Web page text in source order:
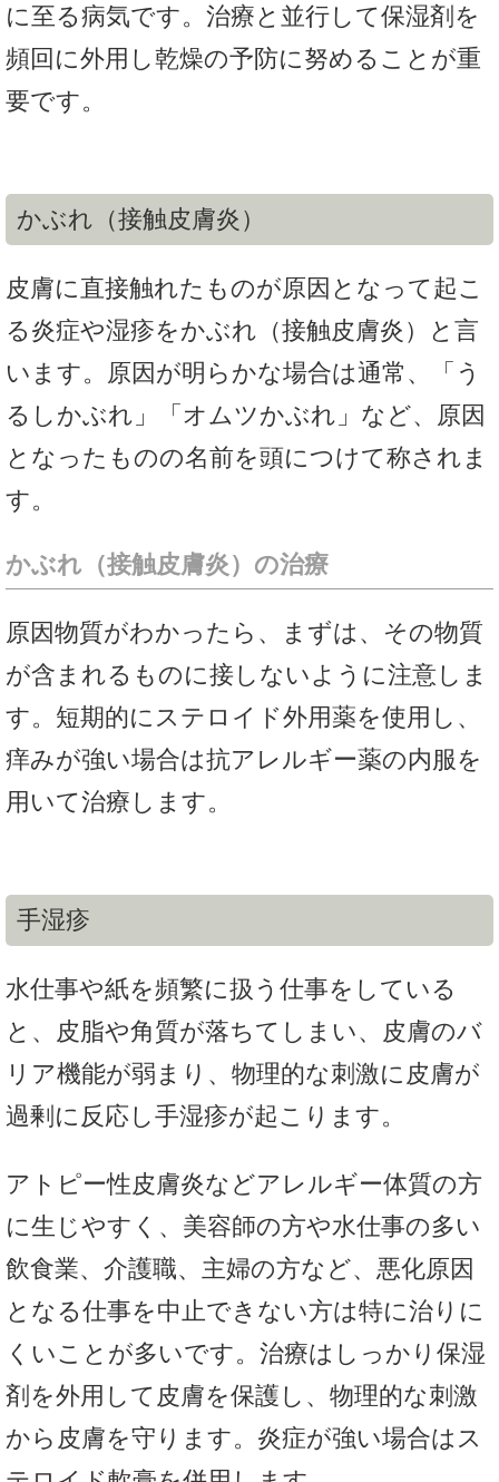
に至る病気です。治療と並行して保湿剤を
頻回に外用し乾燥の予防に努めることが重
要です。
かぶれ（接触皮膚炎）
皮膚に直接触れたものが原因となって起こ
る炎症や湿疹をかぶれ（接触皮膚炎）と言
います。原因が明らかな場合は通常、「う
るしかぶれ」「オムツかぶれ」など、原因
となったものの名前を頭につけて称されま
す。
かぶれ（接触皮膚炎）の治療
原因物質がわかったら、まずは、その物質
が含まれるものに接しないように注意しま
す。短期的にステロイド外用薬を使用し、
痒みが強い場合は抗アレルギー薬の内服を
用いて治療します。
手湿疹
水仕事や紙を頻繁に扱う仕事をしている
と、皮脂や角質が落ちてしまい、皮膚のバ
リア機能が弱まり、物理的な刺激に皮膚が
過剰に反応し手湿疹が起こります。
アトピー性皮膚炎などアレルギー体質の方
に生じやすく、美容師の方や水仕事の多い
飲食業、介護職、主婦の方など、悪化原因
となる仕事を中止できない方は特に治りに
くいことが多いです。治療はしっかり保湿
剤を外用して皮膚を保護し、物理的な刺激
から皮膚を守ります。炎症が強い場合はス